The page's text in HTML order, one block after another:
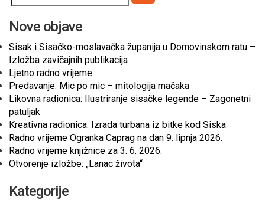
Pretraži
Nove objave
Sisak i Sisačko-moslavačka županija u Domovinskom ratu –
Izložba zavičajnih publikacija
Ljetno radno vrijeme
Predavanje: Mic po mic – mitologija mačaka
Likovna radionica: Ilustriranje sisačke legende – Zagonetni
patuljak
Kreativna radionica: Izrada turbana iz bitke kod Siska
Radno vrijeme Ogranka Caprag na dan 9. lipnja 2026.
Radno vrijeme knjižnice za 3. 6. 2026.
Otvorenje izložbe: „Lanac života“
Kategorije